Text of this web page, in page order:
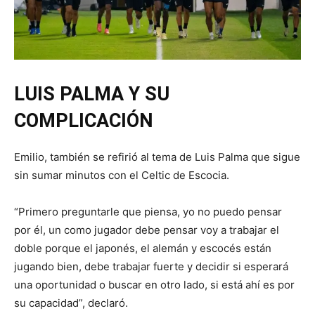
LUIS PALMA Y SU
COMPLICACIÓN
Emilio, también se refirió al tema de Luis Palma que sigue
sin sumar minutos con el Celtic de Escocia.
“Primero preguntarle que piensa, yo no puedo pensar
por él, un como jugador debe pensar voy a trabajar el
doble porque el japonés, el alemán y escocés están
jugando bien, debe trabajar fuerte y decidir si esperará
una oportunidad o buscar en otro lado, si está ahí es por
su capacidad”, declaró.